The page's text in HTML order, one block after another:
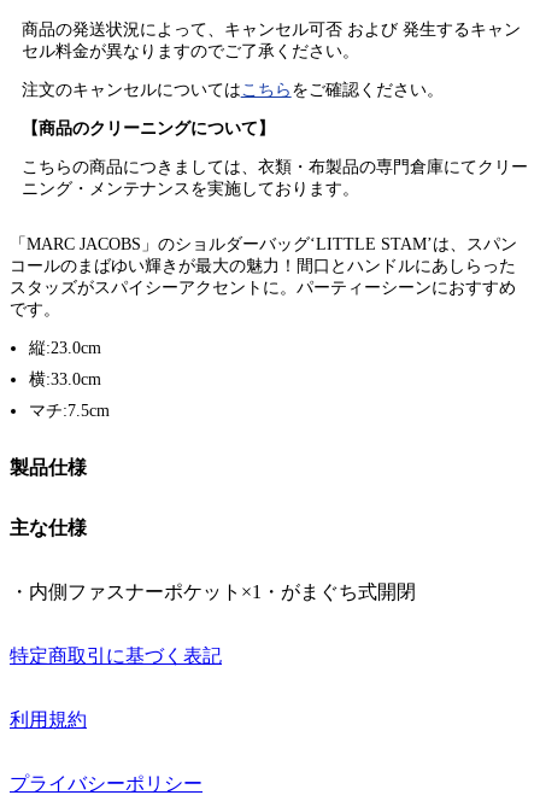
商品の発送状況によって、キャンセル可否 および 発生するキャン
セル料金が異なりますのでご了承ください。
注文のキャンセルについてはこちら をご確認ください。
【商品のクリーニングについて】
こちらの商品につきましては、衣類・布製品の専門倉庫にてクリー
ニング・メンテナンスを実施しております。
「MARC JACOBS」のショルダーバッグ‘LITTLE STAM’は、スパン
コールのまばゆい輝きが最大の魅力！間口とハンドルにあしらった
スタッズがスパイシーアクセントに。パーティーシーンにおすすめ
です。
縦:23.0cm
横:33.0cm
マチ:7.5cm
製品仕様
主な仕様
・内側ファスナーポケット×1・がまぐち式開閉
特定商取引に基づく表記
利用規約
プライバシーポリシー